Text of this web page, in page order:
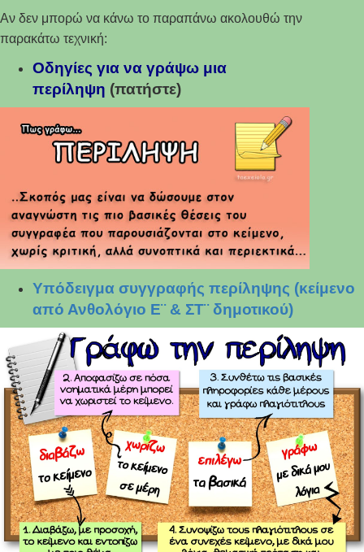
Αν δεν μπορώ να κάνω το παραπάνω ακολουθώ την
παρακάτω τεχνική:
Οδηγίες για να γράψω μια
περίληψη (πατήστε)
Υπόδειγμα συγγραφής περίληψης (κείμενο
από Ανθολόγιο Ε¨ & ΣΤ¨ δημοτικού)